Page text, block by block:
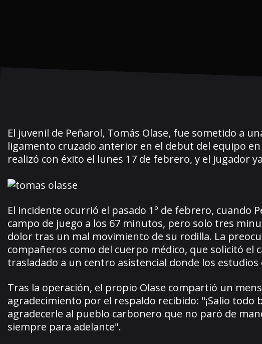
El juvenil de Peñarol, Tomás Olase, fue sometido a
ligamento cruzado anterior en el debut del equipo
realizó con éxito el lunes 17 de febrero, y el jugador
El incidente ocurrió el pasado 1º de febrero, cuando
campo de juego a los 67 minutos, pero solo tres
dolor tras un mal movimiento de su rodilla. La
compañeros como del cuerpo médico, que solicitó
trasladado a un centro asistencial donde los
Tras la operación, el propio Olase compartió un
agradecimiento por el respaldo recibido: "¡Salio
agradecerle al pueblo carbonero que no paró de
siempre para adelante".